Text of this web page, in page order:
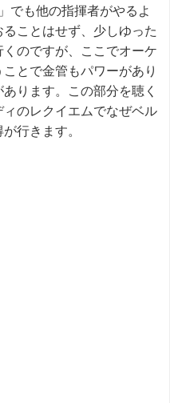
でも他の指揮者がやるよ
ことはせず、少しゆった
のですが、ここでオーケ
とで金管もパワーがあり
あります。この部分を聴く
のレクイエムでなぜベル
行きます。